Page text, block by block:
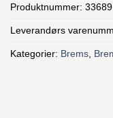
Produktnummer: 33689
Leverandørs
Kategorier: Brems,